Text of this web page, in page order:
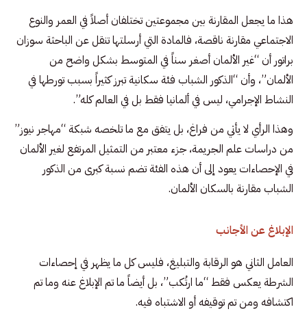
هذا ما يجعل المقارنة بين مجموعتين تختلفان أصلاً في العمر والنوع
الاجتماعي مقارنة ناقصة، فالمادة التي أرسلتها تنقل عن الباحثة سوزان
براتور أن “غير الألمان أصغر سناً في المتوسط بشكل واضح من
الألمان”، وأن “الذكور الشباب فئة سكانية تبرز كثيراً بسبب تورطها في
النشاط الإجرامي، ليس في ألمانيا فقط بل في العالم كله”.
وهذا الرأي لا يأتي من فراغ، بل يتفق مع ما تلخصه شبكة “مهاجر نيوز”
من دراسات علم الجريمة، جزء معتبر من التمثيل المرتفع لغير الألمان
في الإحصاءات يعود إلى أن هذه الفئة تضم نسبة كبرى من الذكور
الشباب مقارنة بالسكان الألمان.
الإبلاغ عن الأجانب
العامل الثاني هو الرقابة والتبليغ، فليس كل ما يظهر في إحصاءات
الشرطة يعكس فقط “ما ارتُكب”، بل أيضاً ما تم الإبلاغ عنه وما تم
اكتشافه ومن تم توقيفه أو الاشتباه فيه.